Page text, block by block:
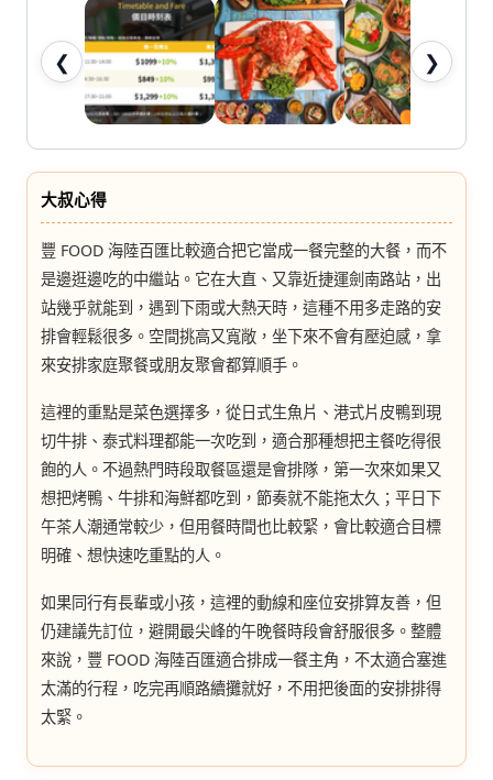
❮ ❯
大叔心得
豐 FOOD 海陸百匯比較適合把它當成一餐完整的大餐，而不
是邊逛邊吃的中繼站。它在大直、又靠近捷運劍南路站，出
站幾乎就能到，遇到下雨或大熱天時，這種不用多走路的安
排會輕鬆很多。空間挑高又寬敞，坐下來不會有壓迫感，拿
來安排家庭聚餐或朋友聚會都算順手。
這裡的重點是菜色選擇多，從日式生魚片、港式片皮鴨到現
切牛排、泰式料理都能一次吃到，適合那種想把主餐吃得很
飽的人。不過熱門時段取餐區還是會排隊，第一次來如果又
想把烤鴨、牛排和海鮮都吃到，節奏就不能拖太久；平日下
午茶人潮通常較少，但用餐時間也比較緊，會比較適合目標
明確、想快速吃重點的人。
如果同行有長輩或小孩，這裡的動線和座位安排算友善，但
仍建議先訂位，避開最尖峰的午晚餐時段會舒服很多。整體
來說，豐 FOOD 海陸百匯適合排成一餐主角，不太適合塞進
太滿的行程，吃完再順路續攤就好，不用把後面的安排排得
太緊。